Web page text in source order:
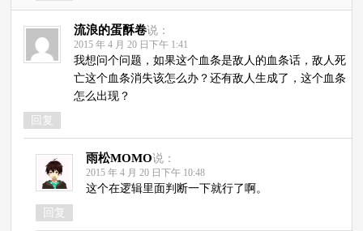
流浪的蛋酥卷说：
2015 年 4 月 20 日下午 1:41
我想问个问题，如果这个血条是敌人的血条话，敌人死
亡这个血条消失该怎么办？还有敌人生成了，这个血条
怎么出现？
回复
雨松MOMO说：
2015 年 4 月 20 日下午 10:48
这个在逻辑里面判断一下就行了啊。
回复